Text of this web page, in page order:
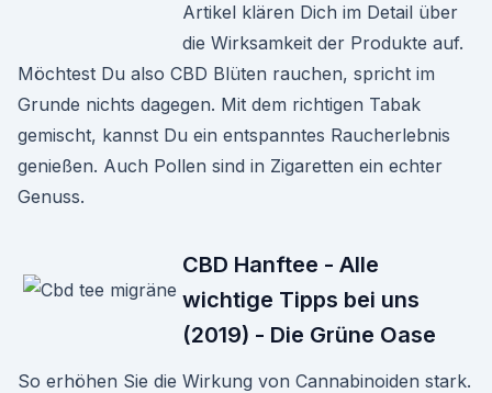
Artikel klären Dich im Detail über
die Wirksamkeit der Produkte auf.
Möchtest Du also CBD Blüten rauchen, spricht im
Grunde nichts dagegen. Mit dem richtigen Tabak
gemischt, kannst Du ein entspanntes Raucherlebnis
genießen. Auch Pollen sind in Zigaretten ein echter
Genuss.
CBD Hanftee - Alle
wichtige Tipps bei uns
(2019) - Die Grüne Oase
So erhöhen Sie die Wirkung von Cannabinoiden stark.